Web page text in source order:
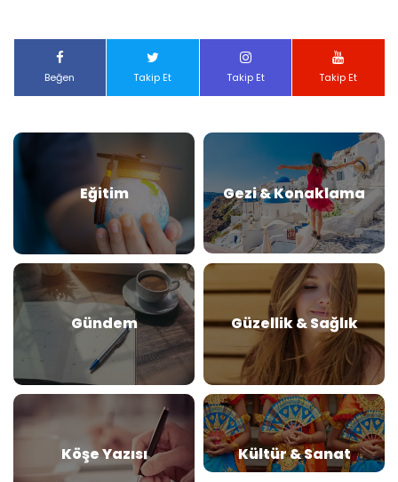
Beğen Takip Et Takip Et Takip Et
Eğitim Gezi & Konaklama
Gündem Güzellik & Sağlık
Köşe Yazısı Kültür & Sanat